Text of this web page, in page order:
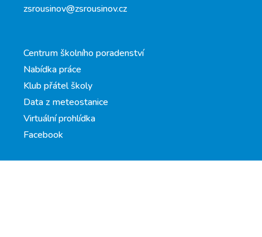
zsrousinov@zsrousinov.cz
Centrum školního poradenství
Nabídka práce
Klub přátel školy
Data z meteostanice
Virtuální prohlídka
Facebook